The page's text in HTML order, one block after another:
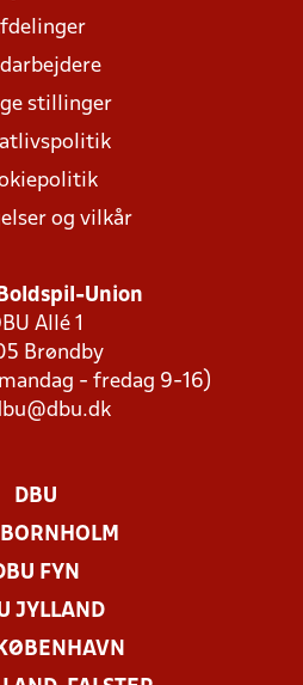
stillinger
og vilkår
Union
Allé 1
Brøndby
- fredag 9-16)
DBU
FYN
JYLLAND